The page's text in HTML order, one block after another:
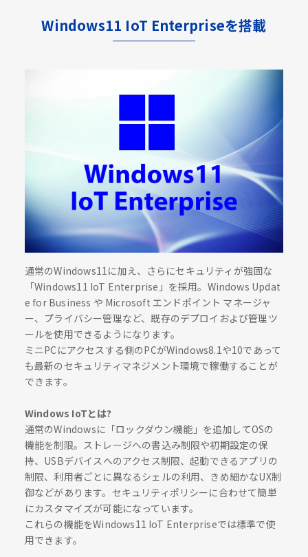
Windows11 IoT Enterpriseを搭載
通常のWindows11に加え、さらにセキュリティが強固な
「Windows11 IoT Enterprise」を採用。Windows Updat
e for Business や Microsoft エンドポイント マネージャ
ー、プライバシー管理など、既存のデプロイおよび管理ツ
ールを使用できるようになります。
ミニPCにアクセスする側のPCがWindows8.1や10であって
も最新のセキュリティマネジメント環境で稼働することが
できます。
Windows IoTとは?
通常のWindowsに「ロックダウン機能」を追加してOSの
機能を制限。ストレージへの書込み制限や初期設定の保
持、USBデバイスへのアクセス制限、起動できるアプリの
制限、利用者ごとに異なるシェルの利用、きめ細かなUX制
御などがあります。セキュリティポリシーに合わせて簡単
にカスタマイズが可能になっています。
これらの機能をWindows11 IoT Enterpriseでは標準で使
用できます。